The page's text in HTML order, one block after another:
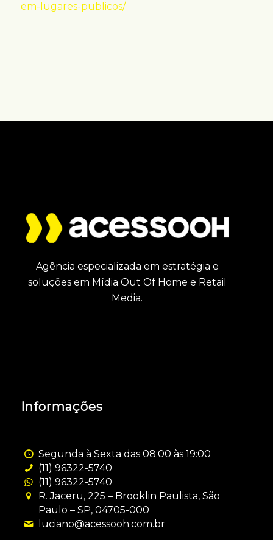
em-lugares-publicos/
Agência especializada em estratégia e
soluções em Mídia Out Of Home e Retail
Media.
Informações
Segunda à Sexta das 08:00 às 19:00
(11) 96322-5740
(11) 96322-5740
R. Jaceru, 225 – Brooklin Paulista, São
Paulo – SP, 04705-000
luciano@acessooh.com.br